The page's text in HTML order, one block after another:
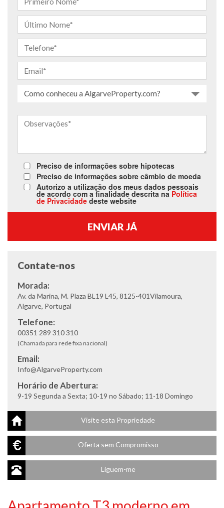
Visite esta Propriedade
Oferta sem Compromisso
Liguem-me
Como conheceu a AlgarveProperty.com?
Preciso de informações sobre hipotecas
Preciso de informações sobre câmbio de moeda
Autorizo a utilização dos meus dados pessoais
de acordo com a finalidade descrita na Política
de Privacidadedeste website
Contate-nos
Morada:
Av. da Marina, M. Plaza BL19 L45, 8125-401Vilamoura,
Algarve, Portugal
Telefone:
00351 289 310 310
(Chamada para rede fixa nacional)
Email:
Info@AlgarveProperty.com
Horário de Abertura:
9-19 Segunda a Sexta; 10-19 no Sábado; 11-18 Domingo